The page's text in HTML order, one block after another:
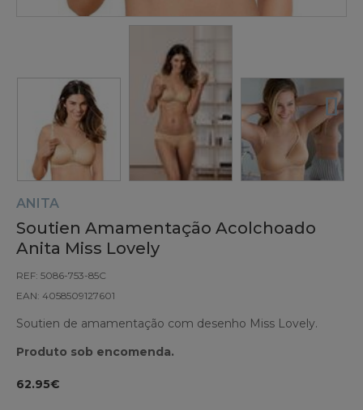
ANITA
Soutien Amamentação Acolchoado
Anita Miss Lovely
REF: 5086-753-85C
EAN: 4058509127601
Soutien de amamentação com desenho Miss Lovely.
Produto sob encomenda.
62.95€